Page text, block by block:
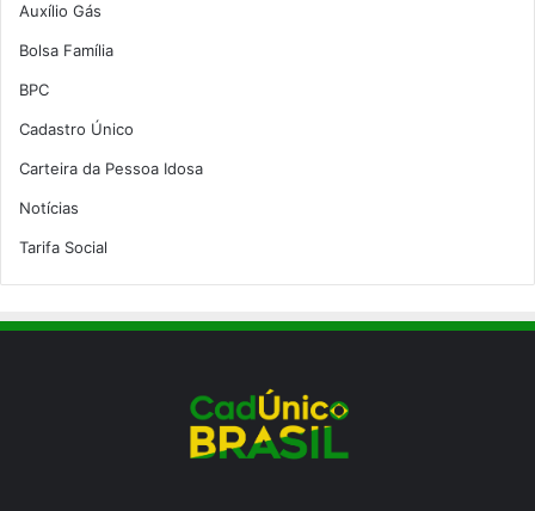
Auxílio Gás
Bolsa Família
BPC
Cadastro Único
Carteira da Pessoa Idosa
Notícias
Tarifa Social